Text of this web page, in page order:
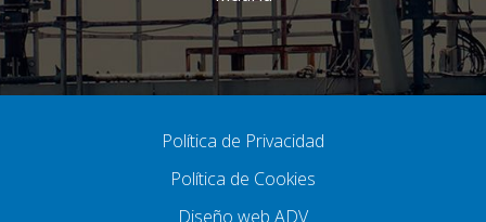
Política de Privacidad
Política de Cookies
Diseño web ADV